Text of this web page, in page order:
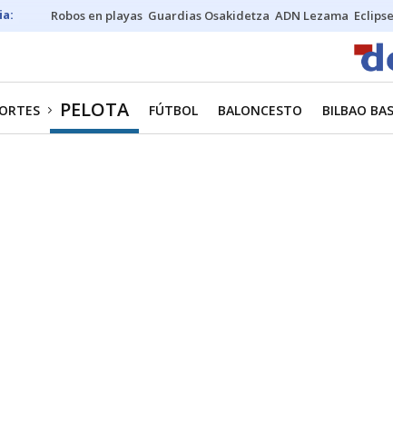
Robos en playas Guardias Osakidetza ADN Lezama Eclipse
PELOTA FÚTBOL BALONCESTO BILBAO